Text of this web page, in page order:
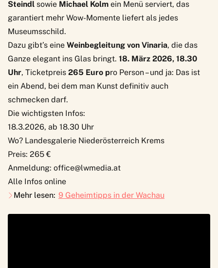
Steindl sowie Michael Kolm ein Menü serviert, das
garantiert mehr Wow-Momente liefert als jedes
Museumsschild.
Dazu gibt’s eine Weinbegleitung von Vinaria, die das
Ganze elegant ins Glas bringt. 18. März 2026, 18.30
Uhr, Ticketpreis 265 Euro pro Person – und ja: Das ist
ein Abend, bei dem man Kunst definitiv auch
schmecken darf.
Die wichtigsten Infos:
18.3.2026, ab 18.30 Uhr
Wo? Landesgalerie Niederösterreich Krems
Preis: 265 €
Anmeldung: office@lwmedia.at
Alle Infos online
Mehr lesen: 9 Geheimtipps in der Wachau